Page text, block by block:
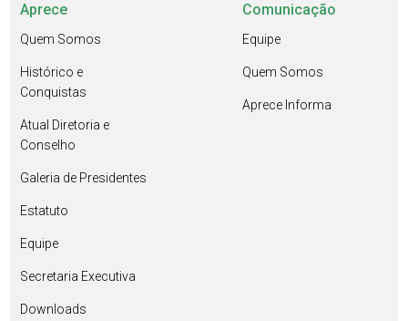
Aprece
Quem Somos
Histórico e
Conquistas
Atual Diretoria e
Conselho
Galeria de Presidentes
Estatuto
Equipe
Secretaria Executiva
Downloads
Comunicação
Equipe
Quem Somos
Aprece Informa